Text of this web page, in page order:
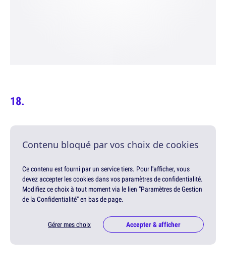
Contenu bloqué par vos choix de cookies
Ce contenu est fourni par un service tiers. Pour l'afficher, vous
devez accepter les cookies dans vos paramètres de confidentialité.
Modifiez ce choix à tout moment via le lien "Paramètres de Gestion
de la Confidentialité" en bas de page.
Gérer mes choix Accepter & afficher